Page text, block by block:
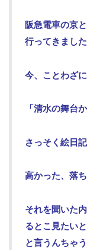
阪急電車の京
行ってきました
今、ことわざ
「清水の舞台
さっそく絵日
高かった、落
それを聞いた
るとこ見たい
と言うんちゃ